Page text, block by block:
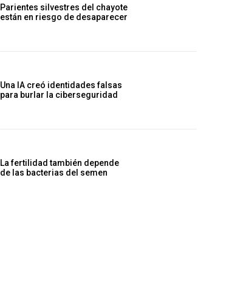
Parientes silvestres del chayote
están en riesgo de desaparecer
Una IA creó identidades falsas
para burlar la ciberseguridad
La fertilidad también depende
de las bacterias del semen